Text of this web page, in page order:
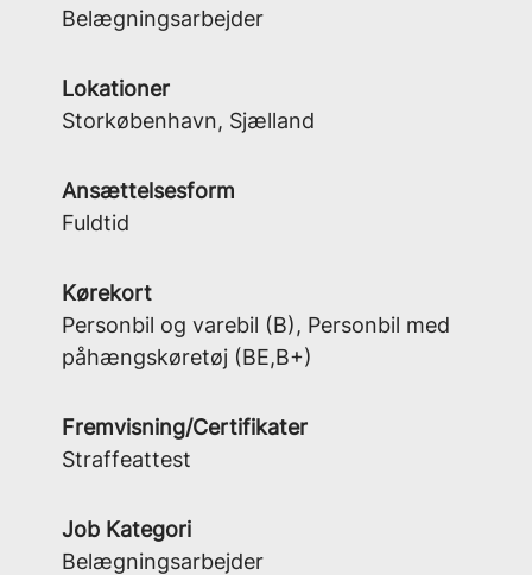
Belægningsarbejder
Lokationer
Storkøbenhavn, Sjælland
Ansættelsesform
Fuldtid
Kørekort
Personbil og varebil (B), Personbil med
påhængskøretøj (BE,B+)
Fremvisning/Certifikater
Straffeattest
Job Kategori
Belægningsarbejder